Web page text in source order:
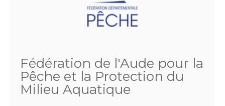
Fédération de l'Aude pour la
Pêche et la Protection du
Milieu Aquatique